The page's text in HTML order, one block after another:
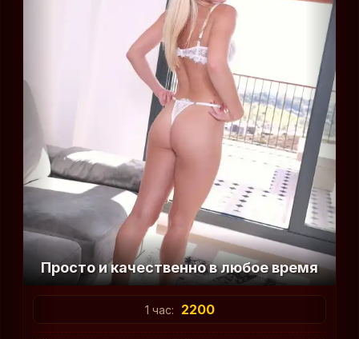
Просто и качественно в любое время
1 час: 2200